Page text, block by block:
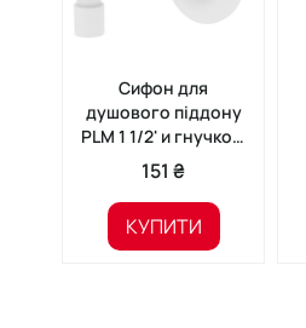
Сифон для
душового піддону
PLM 1 1/2' и гнучкою
трубою 40/50 PM 40
SF 40 03
151 ₴
КУПИТИ